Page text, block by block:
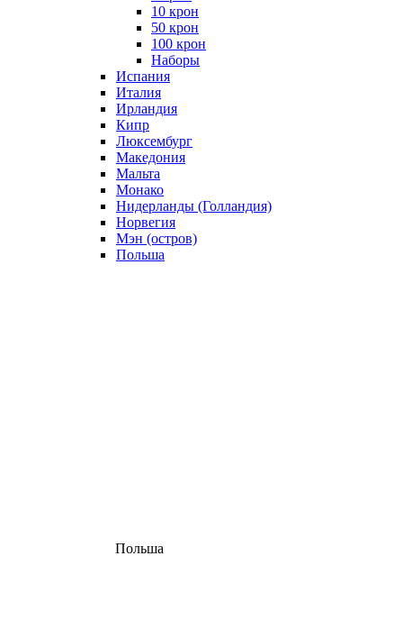
10 крон
50 крон
100 крон
Наборы
Испания
Италия
Ирландия
Кипр
Люксембург
Македония
Мальта
Монако
Нидерланды (Голландия)
Норвегия
Мэн (остров)
Польша
Польша